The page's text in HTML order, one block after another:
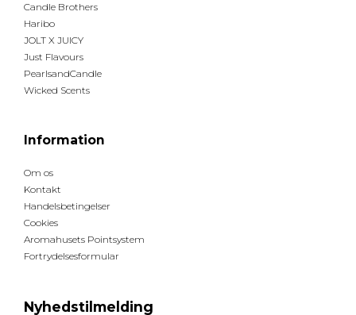
Candle Brothers
Haribo
JOLT X JUICY
Just Flavours
PearlsandCandle
Wicked Scents
Information
Om os
Kontakt
Handelsbetingelser
Cookies
Aromahusets Pointsystem
Fortrydelsesformular
Nyhedstilmelding